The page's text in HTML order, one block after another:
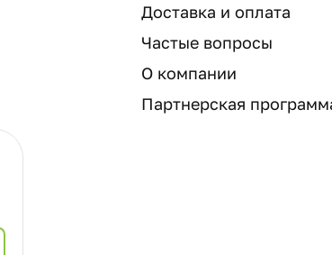
Доставка и оплата
Частые вопросы
О компании
Партнерская